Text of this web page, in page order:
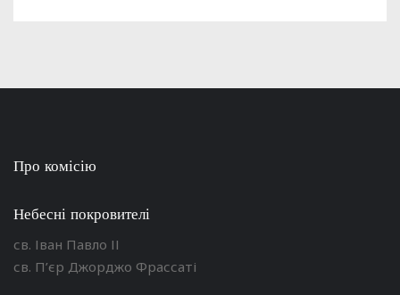
Про комісію
Небесні покровителі
св. Іван Павло ІІ
св. П’єр Джорджо Фрассаті